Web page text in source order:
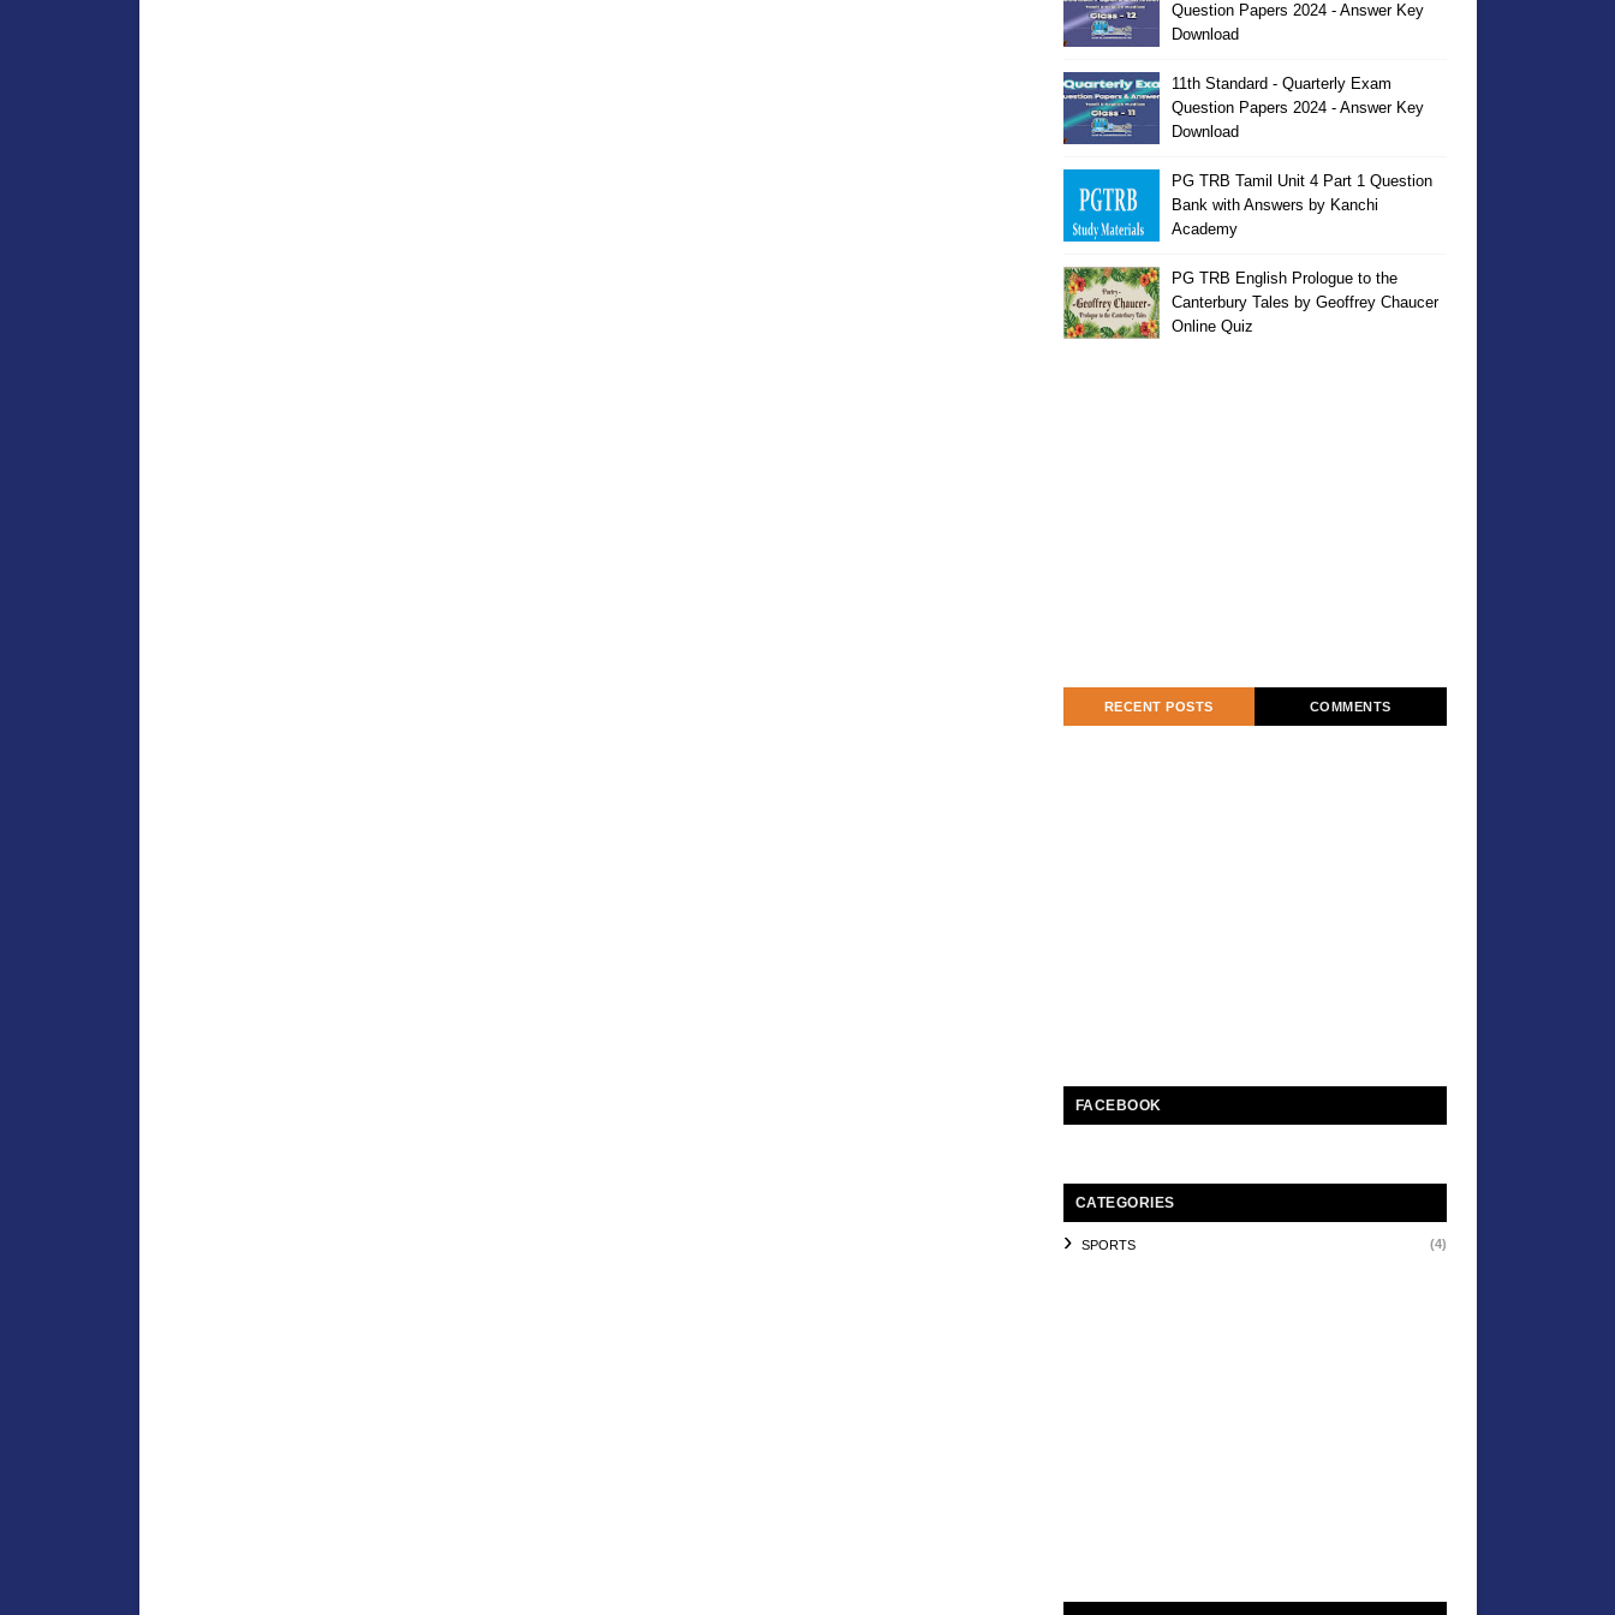
Question Papers 2024 - Answer Key
Download
11th Standard - Quarterly Exam
Question Papers 2024 - Answer Key
Download
PG TRB Tamil Unit 4 Part 1 Question
Bank with Answers by Kanchi
Academy
PG TRB English Prologue to the
Canterbury Tales by Geoffrey Chaucer
Online Quiz
RECENT POSTS COMMENTS
FACEBOOK
CATEGORIES
SPORTS (4)